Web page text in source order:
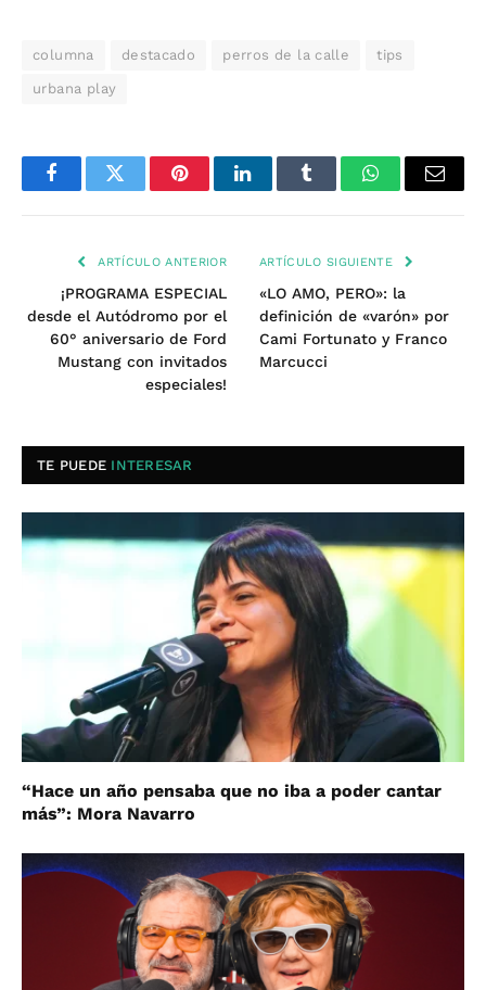
columna destacado perros de la calle tips
urbana play
FacebookTwitter PinterestLinkedInTumblr WhatsAppEmail
ARTÍCULO ANTERIOR
¡PROGRAMA ESPECIAL
desde el Autódromo por el
60° aniversario de Ford
Mustang con invitados
especiales!
ARTÍCULO SIGUIENTE
«LO AMO, PERO»: la
definición de «varón» por
Cami Fortunato y Franco
Marcucci
TE PUEDE INTERESAR
“Hace un año pensaba que no iba a poder cantar
más”: Mora Navarro